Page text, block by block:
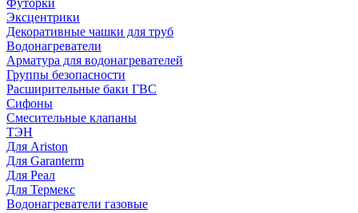
Эксцентрики
Декоративные чашки для труб
Водонагреватели
Арматура для водонагревателей
Группы безопасности
Расширительные баки ГВС
Сифоны
Смесительные клапаны
ТЭН
Для Ariston
Для Garanterm
Для Реал
Для Термекс
Водонагреватели газовые